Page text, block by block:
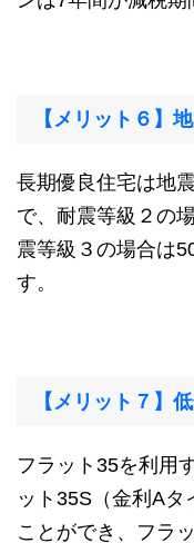
【メリット６】
長期優良住宅は地
で、耐震等級２の
震等級３の場合は
す。
【メリット７】
フラット35を利用
ット35S（金利Aタ
ことができ、フラ